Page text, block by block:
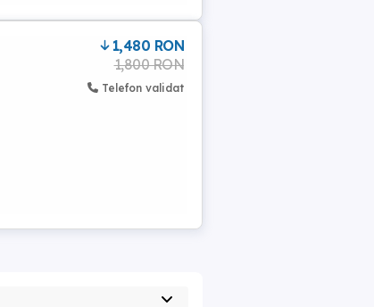
1,480 RON
1,800 RON
Telefon validat